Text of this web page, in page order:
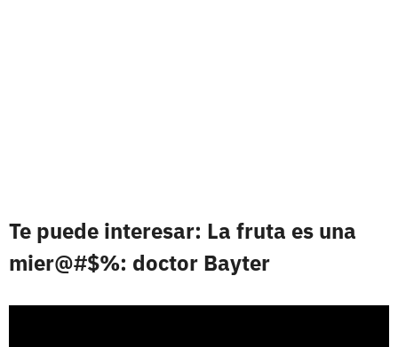
Te puede interesar: La fruta es una
mier@#$%: doctor Bayter